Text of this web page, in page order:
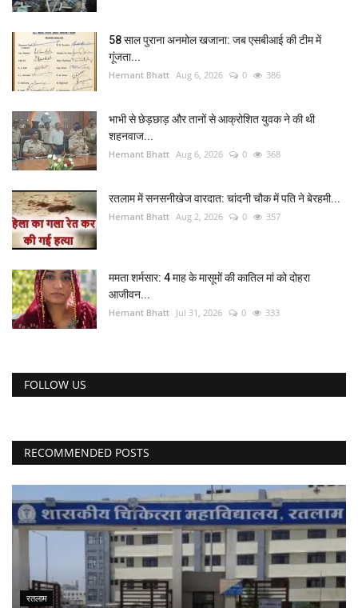
58 साल पुराना अनमोल खजाना: जब एसबीआई की टीम में
गूंजता...
Hemant Bhatt Aug 6, 2026 0 386
भाभी से छेड़छाड़ और तानों से आक्रोशित युवक ने की थी
शहनवाज...
Hemant Bhatt Aug 6, 2026 0 368
रतलाम में सनसनीखेज वारदात: चांदनी चौक में पति ने बेरहमी...
Hemant Bhatt Aug 2, 2026 0 357
ममता शर्मसार: 4 माह के मासूमों की कातिल मां को दोहरा
आजीवन...
Hemant Bhatt Jul 31, 2026 0 333
FOLLOW US
RECOMMENDED POSTS
रतलाम